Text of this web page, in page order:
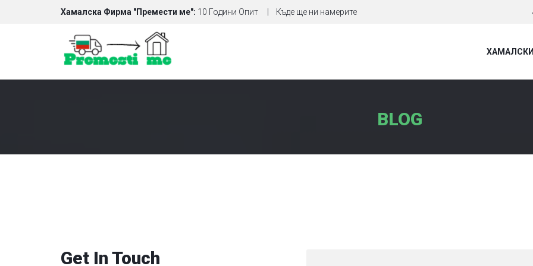
Хамалска Фирма "Премести ме": 10 Години Опит Къде ще ни намерите
BLOG
Get In Touch